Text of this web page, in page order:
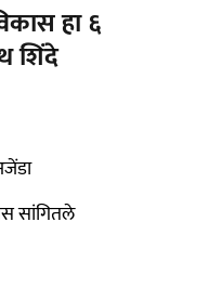
हा ६
शिंदे
सांगितले